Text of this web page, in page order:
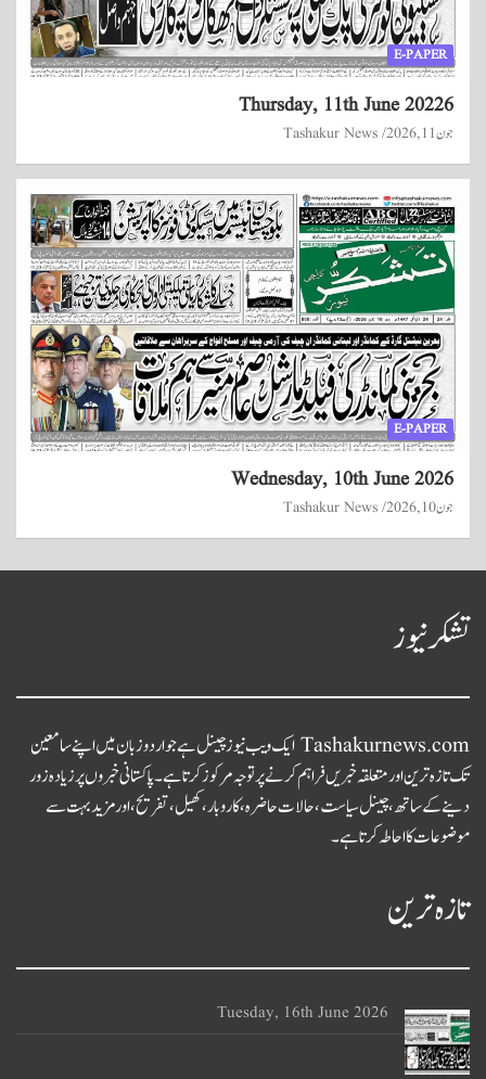
E-PAPER
Thursday, 11th June 20226
جون 11, 2026 Tashakur News
E-PAPER
Wednesday, 10th June 2026
جون 10, 2026 Tashakur News
تشکر نیوز
Tashakurnews.com ایک ویب نیوز چینل ہے جو اردو زبان میں اپنے سامعین
تک تازہ ترین اور متعلقہ خبریں فراہم کرنے پر توجہ مرکوز کرتا ہے۔ پاکستانی خبروں پر زیادہ زور
دینے کے ساتھ، چینل سیاست، حالات حاضرہ، کاروبار، کھیل، تفریح، اور مزید بہت سے
موضوعات کا احاطہ کرتا ہے۔
تازہ ترین
Tuesday, 16th June 2026